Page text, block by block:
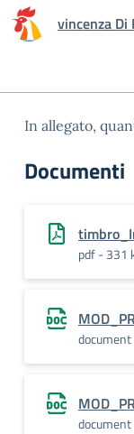
vincenza Di
In allegato,
Documenti
pdf - 331